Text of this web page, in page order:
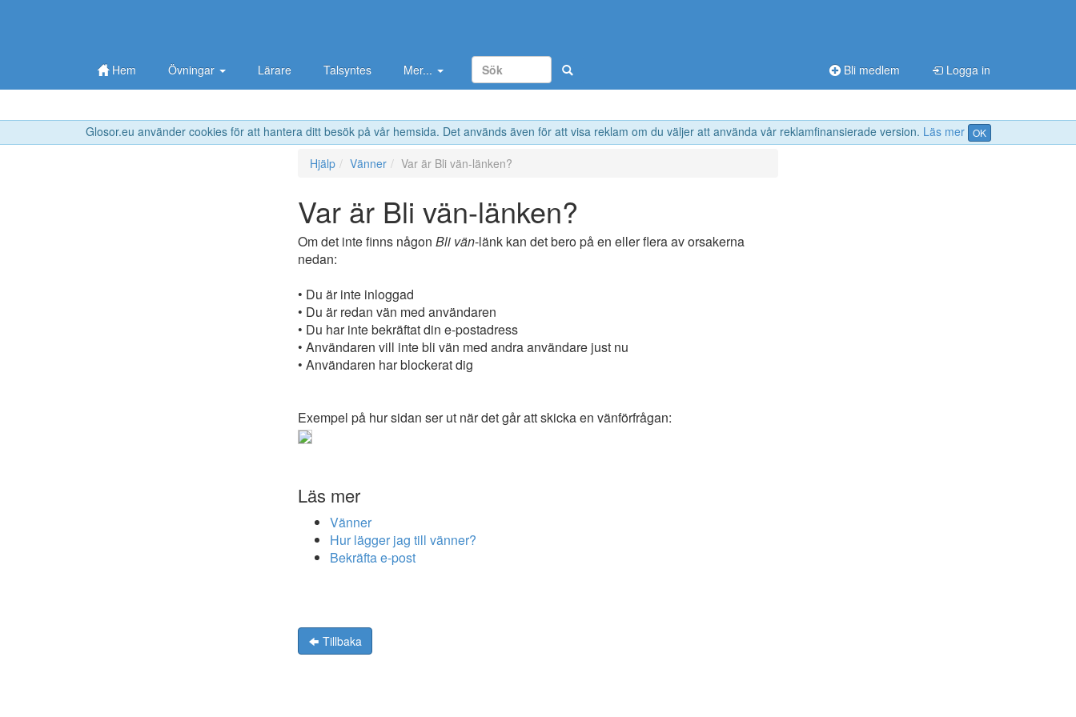
Glosor.eu använder cookies för att hantera ditt besök på vår hemsida. Det används även för att visa reklam om du väljer att använda vår reklamfinansierade version. Läs mer OK
Hem Övningar Lärare Talsyntes Mer... Bli medlem Logga in
Hjälp Vänner Var är Bli vän-länken?
Var är Bli vän-länken?
Om det inte finns någon Bli vän-länk kan det bero på en eller flera av orsakerna
nedan:
• Du är inte inloggad
• Du är redan vän med användaren
• Du har inte bekräftat din e-postadress
• Användaren vill inte bli vän med andra användare just nu
• Användaren har blockerat dig
Exempel på hur sidan ser ut när det går att skicka en vänförfrågan:
Läs mer
Vänner
Hur lägger jag till vänner?
Bekräfta e-post
Tillbaka